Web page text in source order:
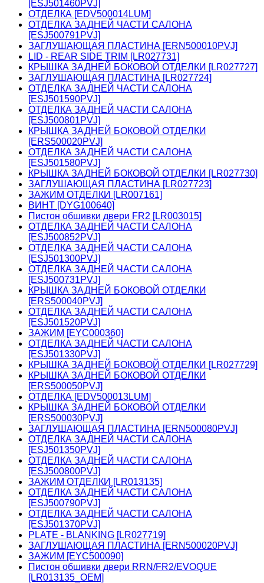
[ESJ501460PVJ]
ОТДЕЛКА [EDV500014LUM]
ОТДЕЛКА ЗАДНЕЙ ЧАСТИ САЛОНА
[ESJ500791PVJ]
ЗАГЛУШАЮЩАЯ ПЛАСТИНА [ERN500010PVJ]
LID - REAR SIDE TRIM [LR027731]
КРЫШКА ЗАДНЕЙ БОКОВОЙ ОТДЕЛКИ [LR027727]
ЗАГЛУШАЮЩАЯ ПЛАСТИНА [LR027724]
ОТДЕЛКА ЗАДНЕЙ ЧАСТИ САЛОНА
[ESJ501590PVJ]
ОТДЕЛКА ЗАДНЕЙ ЧАСТИ САЛОНА
[ESJ500801PVJ]
КРЫШКА ЗАДНЕЙ БОКОВОЙ ОТДЕЛКИ
[ERS500020PVJ]
ОТДЕЛКА ЗАДНЕЙ ЧАСТИ САЛОНА
[ESJ501580PVJ]
КРЫШКА ЗАДНЕЙ БОКОВОЙ ОТДЕЛКИ [LR027730]
ЗАГЛУШАЮЩАЯ ПЛАСТИНА [LR027723]
ЗАЖИМ ОТДЕЛКИ [LR007161]
ВИНТ [DYG100640]
Пистон обшивки двери FR2 [LR003015]
ОТДЕЛКА ЗАДНЕЙ ЧАСТИ САЛОНА
[ESJ500852PVJ]
ОТДЕЛКА ЗАДНЕЙ ЧАСТИ САЛОНА
[ESJ501300PVJ]
ОТДЕЛКА ЗАДНЕЙ ЧАСТИ САЛОНА
[ESJ500731PVJ]
КРЫШКА ЗАДНЕЙ БОКОВОЙ ОТДЕЛКИ
[ERS500040PVJ]
ОТДЕЛКА ЗАДНЕЙ ЧАСТИ САЛОНА
[ESJ501520PVJ]
ЗАЖИМ [EYC000360]
ОТДЕЛКА ЗАДНЕЙ ЧАСТИ САЛОНА
[ESJ501330PVJ]
КРЫШКА ЗАДНЕЙ БОКОВОЙ ОТДЕЛКИ [LR027729]
КРЫШКА ЗАДНЕЙ БОКОВОЙ ОТДЕЛКИ
[ERS500050PVJ]
ОТДЕЛКА [EDV500013LUM]
КРЫШКА ЗАДНЕЙ БОКОВОЙ ОТДЕЛКИ
[ERS500030PVJ]
ЗАГЛУШАЮЩАЯ ПЛАСТИНА [ERN500080PVJ]
ОТДЕЛКА ЗАДНЕЙ ЧАСТИ САЛОНА
[ESJ501350PVJ]
ОТДЕЛКА ЗАДНЕЙ ЧАСТИ САЛОНА
[ESJ500800PVJ]
ЗАЖИМ ОТДЕЛКИ [LR013135]
ОТДЕЛКА ЗАДНЕЙ ЧАСТИ САЛОНА
[ESJ500790PVJ]
ОТДЕЛКА ЗАДНЕЙ ЧАСТИ САЛОНА
[ESJ501370PVJ]
PLATE - BLANKING [LR027719]
ЗАГЛУШАЮЩАЯ ПЛАСТИНА [ERN500020PVJ]
ЗАЖИМ [EYC500090]
Пистон обшивки двери RRN/FR2/EVOQUE
[LR013135_OEM]